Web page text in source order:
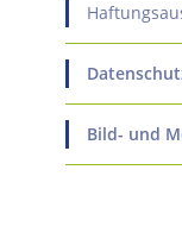
Bild- und